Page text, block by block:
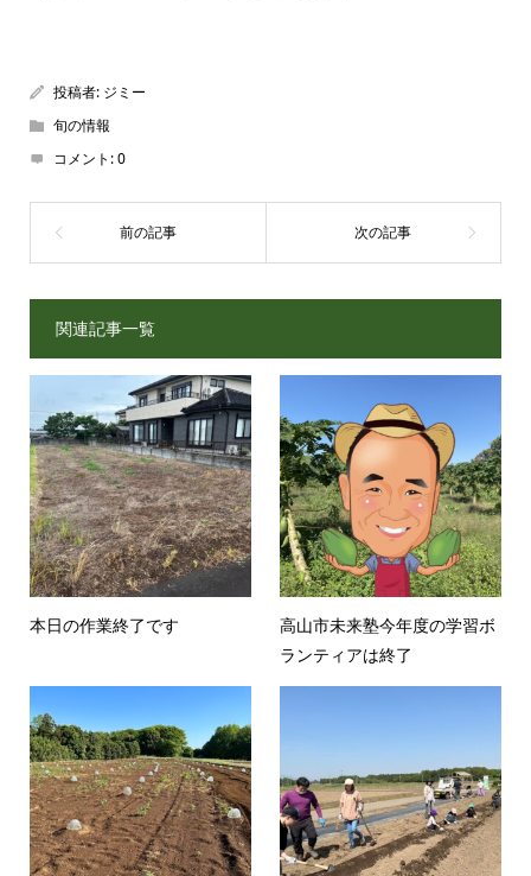
投稿者: ジミー
旬の情報
コメント:0
関連記事一覧
本日の作業終了です
高山市未来塾今年度の学習ボ
ランティアは終了